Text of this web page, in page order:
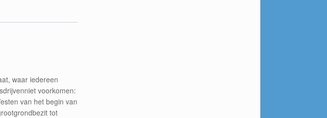
waar iedereen
voorkomen:
van het begin van
tot